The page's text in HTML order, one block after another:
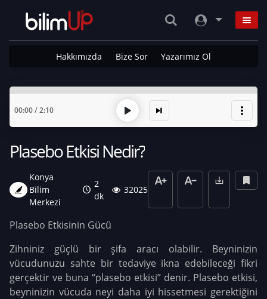
Hakkımızda Bize Sor Yazarımız Ol
00:00/2:10
Plasebo Etkisi Nedir?
Konya
Bilim
Merkezi
2
dk
32025
Plasebo Etkisinin Gücü
Zihniniz güçlü bir şifa aracı olabilir. Beyninizin
vücudunuzu sahte bir tedaviye ikna edebileceği fikri
gerçektir ve buna “plasebo etkisi” denir. Plasebo etkisi,
beyninizin vücuda neyi daha iyi hissetmesi gerektiğini